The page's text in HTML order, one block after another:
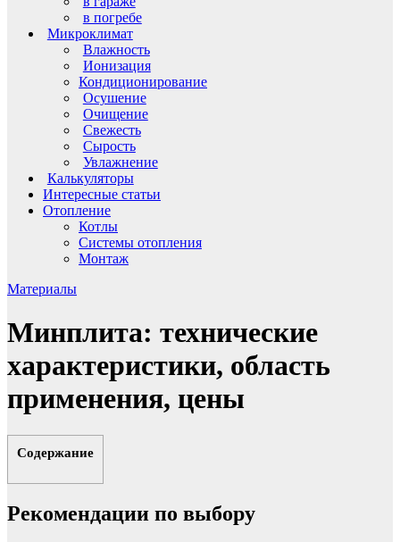
в погребе
Микроклимат
Влажность
Ионизация
Кондиционирование
Осушение
Очищение
Свежесть
Сырость
Увлажнение
Калькуляторы
Интересные статьи
Отопление
Котлы
Системы отопления
Монтаж
Материалы
Минплита: технические
характеристики, область
применения, цены
Содержание
Рекомендации по выбору